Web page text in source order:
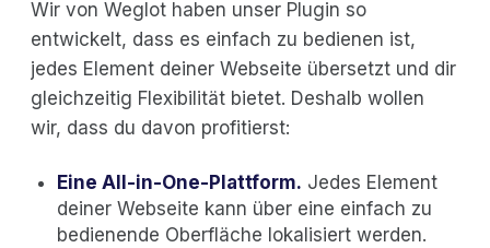
Wir von Weglot haben unser Plugin so
entwickelt, dass es einfach zu bedienen ist,
jedes Element deiner Webseite übersetzt und dir
gleichzeitig Flexibilität bietet. Deshalb wollen
wir, dass du davon profitierst:
Eine All-in-One-Plattform. Jedes Element
deiner Webseite kann über eine einfach zu
bedienende Oberfläche lokalisiert werden.